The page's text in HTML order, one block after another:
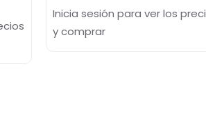
Inicia sesión para ver los
y comprar